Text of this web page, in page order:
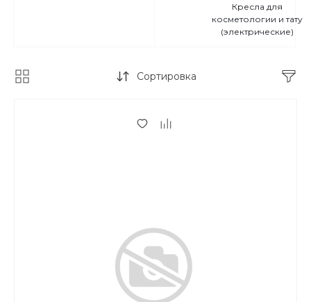
Кресла для
косметологии и тату
(электрические)
Сортировка